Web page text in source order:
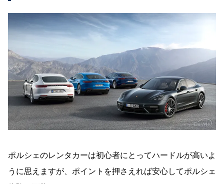
ポルシェのレンタカーは初心者にとってハードルが高いよ
うに思えますが、ポイントを押さえれば安心してポルシェ